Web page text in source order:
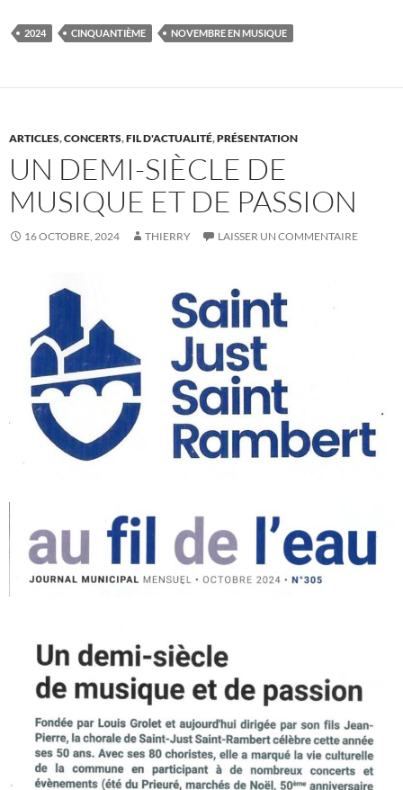
2024 CINQUANTIÈME NOVEMBRE EN MUSIQUE
ARTICLES,CONCERTS,FIL D'ACTUALITÉ,PRÉSENTATION
UN DEMI-SIÈCLE DE
MUSIQUE ET DE PASSION
16 OCTOBRE, 2024 THIERRY LAISSER UN COMMENTAIRE